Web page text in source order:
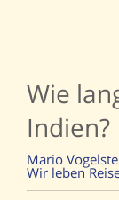
Wie
Indien?
Mario
Wir leben